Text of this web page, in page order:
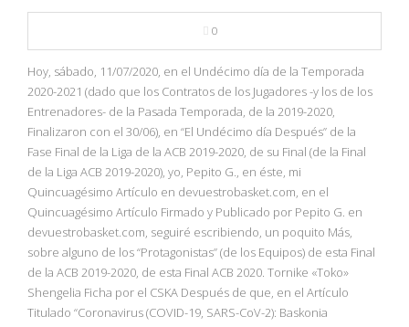
0
Hoy, sábado, 11/07/2020, en el Undécimo día de la Temporada
2020-2021 (dado que los Contratos de los Jugadores -y los de los
Entrenadores- de la Pasada Temporada, de la 2019-2020,
Finalizaron con el 30/06), en “El Undécimo día Después” de la
Fase Final de la Liga de la ACB 2019-2020, de su Final (de la Final
de la Liga ACB 2019-2020), yo, Pepito G., en éste, mi
Quincuagésimo Artículo en devuestrobasket.com, en el
Quincuagésimo Artículo Firmado y Publicado por Pepito G. en
devuestrobasket.com, seguiré escribiendo, un poquito Más,
sobre alguno de los “Protagonistas” (de los Equipos) de esta Final
de la ACB 2019-2020, de esta Final ACB 2020. Tornike «Toko»
Shengelia Ficha por el CSKA Después de que, en el Artículo
Titulado “Coronavirus (COVID-19, SARS-CoV-2): Baskonia